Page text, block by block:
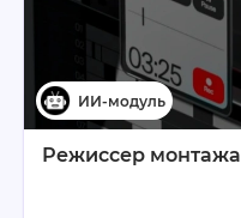
Режиссер монтажа